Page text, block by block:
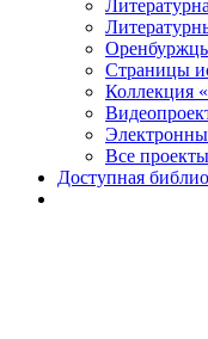
Страницы
Коллекция
Все проекты
Доступная